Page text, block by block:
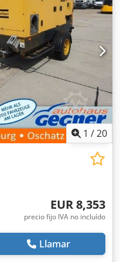
1 /20
EUR 8,353
precio fijo IVA no incluído
Llamar